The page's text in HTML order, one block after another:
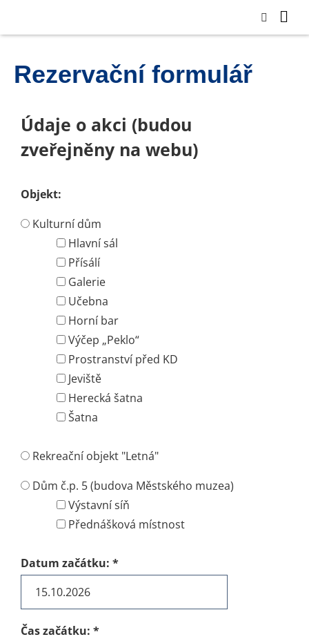
Rezervační formulář
Údaje o akci (budou
zveřejněny na webu)
Objekt:
Kulturní dům
Hlavní sál
Přísálí
Galerie
Učebna
Horní bar
Výčep „Peklo“
Prostranství před KD
Jeviště
Herecká šatna
Šatna
Rekreační objekt "Letná"
Dům č.p. 5 (budova Městského muzea)
Výstavní síň
Přednášková místnost
Datum začátku: *
Čas začátku: *